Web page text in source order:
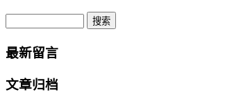
Search
最新留言
文章归档